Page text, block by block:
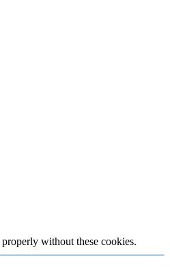
without these cookies.